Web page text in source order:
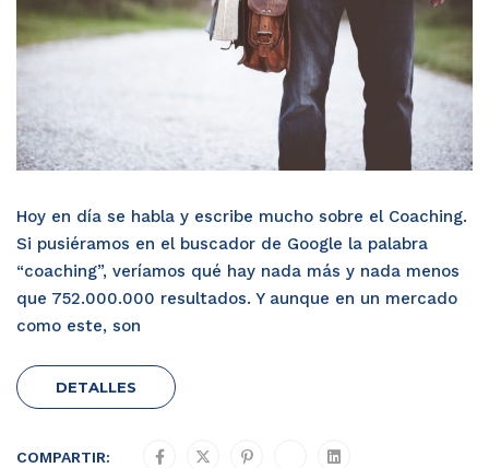
Hoy en día se habla y escribe mucho sobre el Coaching.
Si pusiéramos en el buscador de Google la palabra
“coaching”, veríamos qué hay nada más y nada menos
que 752.000.000 resultados. Y aunque en un mercado
como este, son
DETALLES
COMPARTIR: